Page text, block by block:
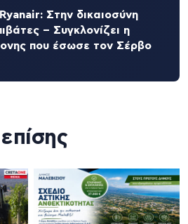
Στην δικαιοσύνη
– Συγκλονίζει η
που έσωσε τον Σέρβο